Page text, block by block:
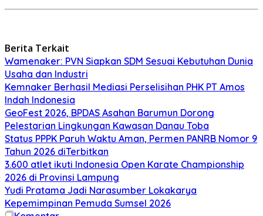
Berita Terkait
Wamenaker: PVN Siapkan SDM Sesuai Kebutuhan Dunia
Usaha dan Industri
Kemnaker Berhasil Mediasi Perselisihan PHK PT Amos
Indah Indonesia
GeoFest 2026, BPDAS Asahan Barumun Dorong
Pelestarian Lingkungan Kawasan Danau Toba
Status PPPK Paruh Waktu Aman, Permen PANRB Nomor 9
Tahun 2026 diTerbitkan
3.600 atlet ikuti Indonesia Open Karate Championship
2026 di Provinsi Lampung
Yudi Pratama Jadi Narasumber Lokakarya
Kepemimpinan Pemuda Sumsel 2026